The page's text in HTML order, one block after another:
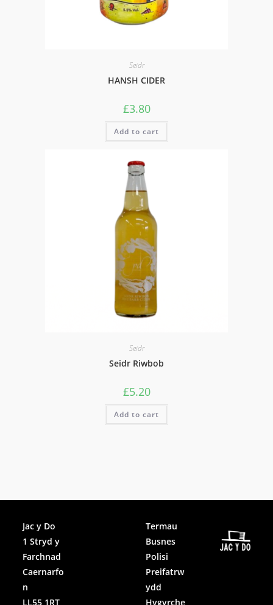
Seidr
HANSH CIDER
£3.80
Add to cart
Seidr
Seidr Riwbob
£5.20
Add to cart
Jac y Do
1 Stryd y
Farchnad
Caernarfo
n
LL55 1RT
Termau
Busnes
Polisi
Preifatrw
ydd
Hygyrche